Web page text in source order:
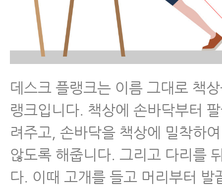
데스크 플랭크는 이름 그대로 책
랭크입니다. 책상에 손바닥부터
려주고, 손바닥을 책상에 밀착하
않도록 해줍니다. 그리고 다리를
다. 이때 고개를 들고 머리부터 발